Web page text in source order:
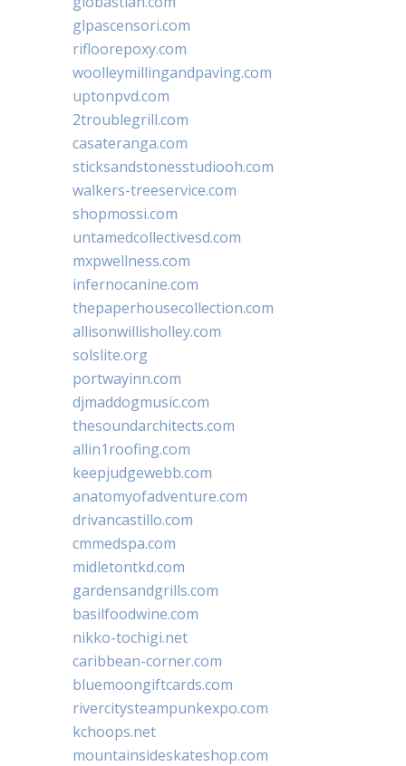
glpascensori.com
rifloorepoxy.com
woolleymillingandpaving.com
uptonpvd.com
2troublegrill.com
casateranga.com
sticksandstonesstudiooh.com
walkers-treeservice.com
shopmossi.com
untamedcollectivesd.com
mxpwellness.com
infernocanine.com
thepaperhousecollection.com
allisonwillisholley.com
solslite.org
portwayinn.com
djmaddogmusic.com
thesoundarchitects.com
allin1roofing.com
keepjudgewebb.com
anatomyofadventure.com
drivancastillo.com
cmmedspa.com
midletontkd.com
gardensandgrills.com
basilfoodwine.com
nikko-tochigi.net
caribbean-corner.com
bluemoongiftcards.com
rivercitysteampunkexpo.com
kchoops.net
mountainsideskateshop.com